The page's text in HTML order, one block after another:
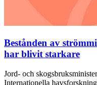
Bestånden av
har blivit starkare
Jord- och
Internationella